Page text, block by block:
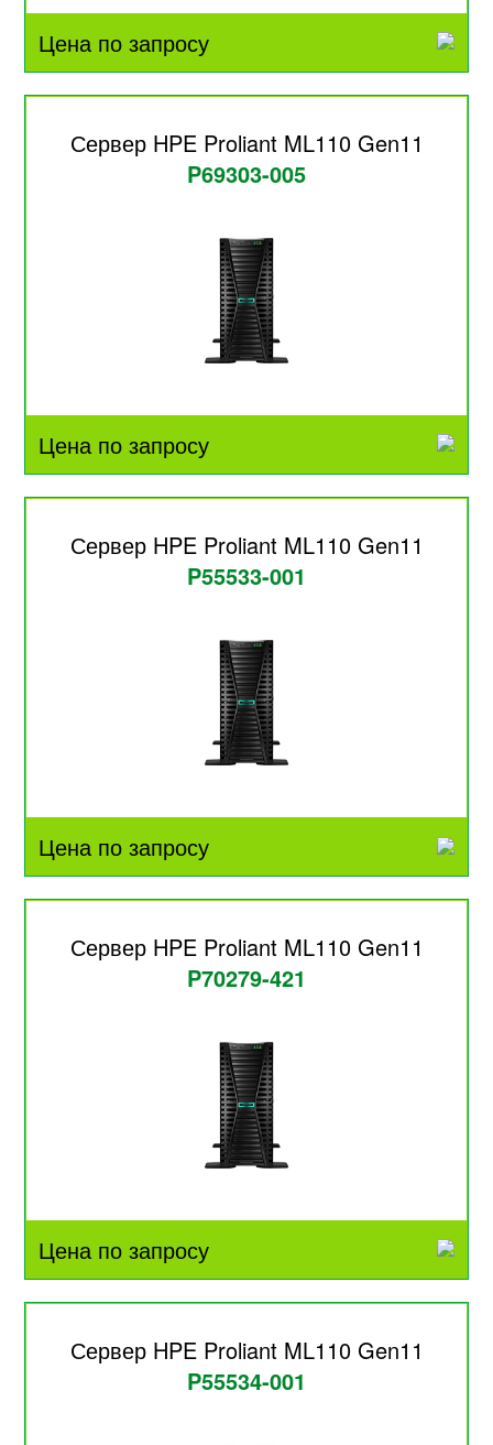
Цена по запросу
Сервер HPE Proliant ML110 Gen11
P69303-005
Цена по запросу
Сервер HPE Proliant ML110 Gen11
P55533-001
Цена по запросу
Сервер HPE Proliant ML110 Gen11
P70279-421
Цена по запросу
Сервер HPE Proliant ML110 Gen11
P55534-001